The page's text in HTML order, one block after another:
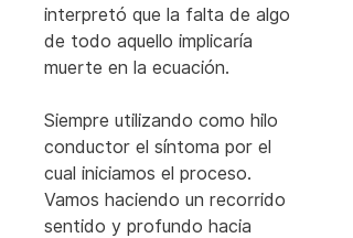
interpretó que la falta de algo
de todo aquello implicaría
muerte en la ecuación.
Siempre utilizando como hilo
conductor el síntoma por el
cual iniciamos el proceso.
Vamos haciendo un recorrido
sentido y profundo hacia